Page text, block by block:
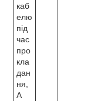
каб
елю
під
час
про
кла
дан
ня,
А